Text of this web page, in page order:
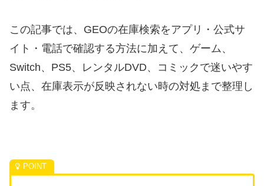
この記事では、GEOの在庫検索をアプリ・公式サ
イト・電話で確認する方法に加えて、ゲーム、
Switch、PS5、レンタルDVD、コミックで迷いやす
い点、在庫表示が反映されない時の対処まで整理し
ます。